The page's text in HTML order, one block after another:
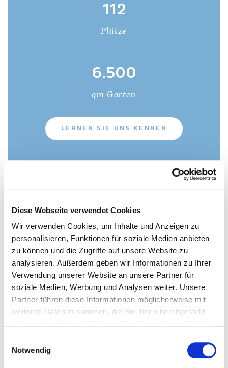
Diese Webseite verwendet Cookies
Wir verwenden Cookies, um Inhalte und Anzeigen zu
personalisieren, Funktionen für soziale Medien anbieten
zu können und die Zugriffe auf unsere Website zu
analysieren. Außerdem geben wir Informationen zu Ihrer
Verwendung unserer Website an unsere Partner für
soziale Medien, Werbung und Analysen weiter. Unsere
Partner führen diese Informationen möglicherweise mit
weiteren Daten zusammen, die Sie ihnen bereitgestellt
Notwendig
112
Plätze
6.500
qm Garten
LERNEN SIE UNS KENNEN
Weitere Informationen zum
Landhaus
Sie haben Fragen zur
Ort und unserem Angebot? Bitte